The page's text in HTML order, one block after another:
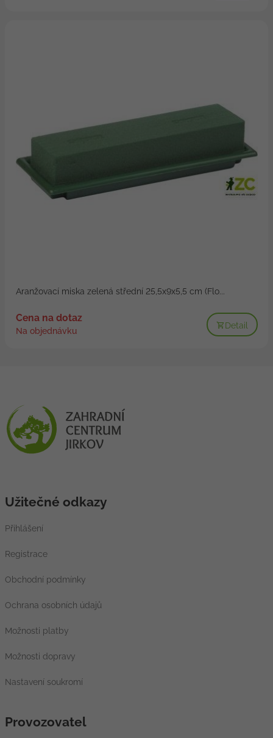
Aranžovací miska zelená střední 25,5x9x5,5 cm (Flo...
Cena na dotaz
Na objednávku
Detail
Užitečné odkazy
Přihlášení
Registrace
Obchodní podmínky
Ochrana osobních údajů
Možnosti platby
Možnosti dopravy
Nastavení soukromí
Provozovatel